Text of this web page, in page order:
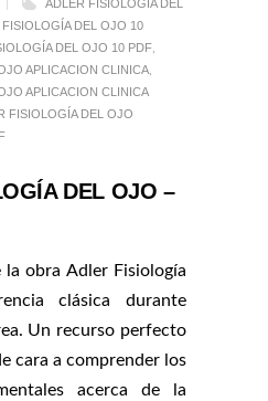
ADLER FISIOLOGÍA DEL
FISIOLOGÍA DEL OJO 10
DEL OJO 10 PDF
APLICACION CLINICA
APLICACION CLINICA
FISIOLOGÍA DEL OJO
DEL OJO –
la obra Adler Fisiología
clásica durante
Un recurso perfecto
cara a comprender los
acerca de la